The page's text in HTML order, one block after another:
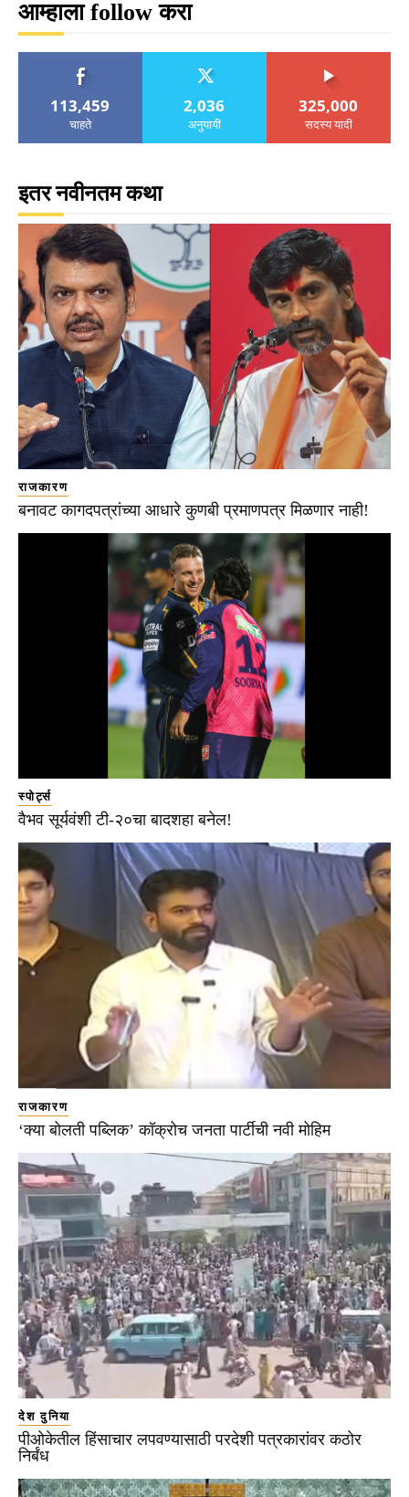
आम्हाला follow करा
113,459
चाहते
2,036
अनुयायी
325,000
सदस्य यादी
इतर नवीनतम कथा
राजकारण
बनावट कागदपत्रांच्या आधारे कुणबी प्रमाणपत्र मिळणार नाही!
स्पोर्ट्स
वैभव सूर्यवंशी टी-२०चा बादशहा बनेल!
राजकारण
‘क्या बोलती पब्लिक’ कॉक्रोच जनता पार्टीची नवी मोहिम
देश दुनिया
पीओकेतील हिंसाचार लपवण्यासाठी परदेशी पत्रकारांवर कठोर
निर्बंध